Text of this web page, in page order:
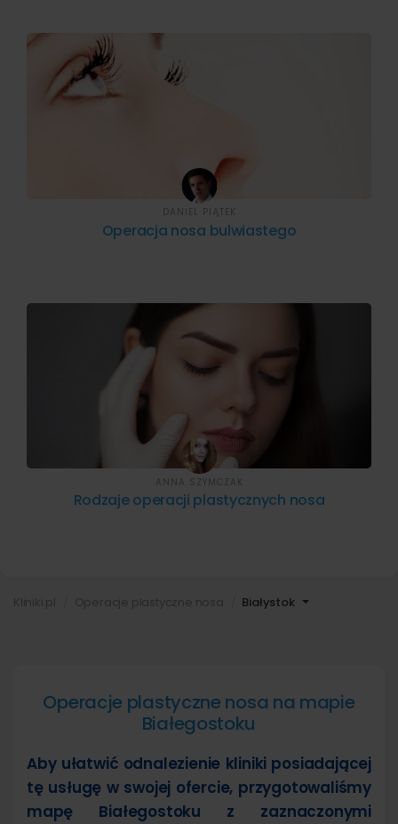
Białystok
Operacja nosa bulwiastego
DANIEL PIĄTEK
Rodzaje operacji plastycznych nosa
ANNA SZYMCZAK
Operacje plastyczne nosa na mapie
Białegostoku
Aby ułatwić odnalezienie kliniki posiadającej
tę usługę w swojej ofercie, przygotowaliśmy
mapę Białegostoku z zaznaczonymi